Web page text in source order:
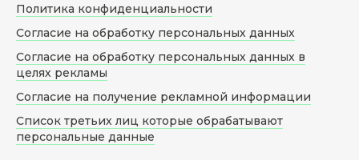
Политика конфиденциальности
Согласие на обработку персональных данных
Согласие на обработку персональных данных в
целях рекламы
Согласие на получение рекламной информации
Список третьих лиц которые обрабатывают
персональные данные